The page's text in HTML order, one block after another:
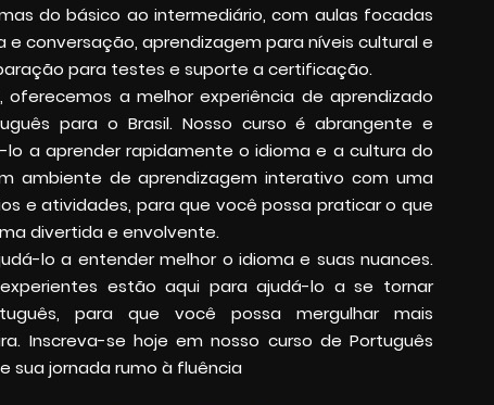
do básico ao intermediário, com aulas focadas
conversação, aprendizagem para níveis cultural e
para testes e suporte a certificação.
oferecemos a melhor experiência de aprendizado
para o Brasil. Nosso curso é abrangente e
a aprender rapidamente o idioma e a cultura do
ambiente de aprendizagem interativo com uma
e atividades, para que você possa praticar o que
divertida e envolvente.
lo a entender melhor o idioma e suas nuances.
estão aqui para ajudá-lo a se tornar
para que você possa mergulhar mais
Inscreva-se hoje em nosso curso de Português
sua jornada rumo à fluência